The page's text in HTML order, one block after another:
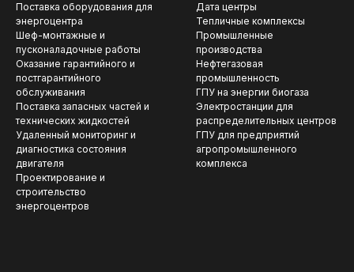
Поставка оборудования для
энергоцентра
Шеф-монтажные и
пусконаладочные работы
Оказание гарантийного и
постгарантийного
обслуживания
Поставка запасных частей и
технических жидкостей
Удаленный мониторинг и
диагностика состояния
двигателя
Проектирование и
строительство
энергоцентров
Дата центры
Тепличные комплексы
Промышленные
производства
Нефтегазовая
промышленность
ГПУ на энергии биогаза
Электростанции для
распределительных центров
ГПУ для предприятий
агропромышленного
комплекса